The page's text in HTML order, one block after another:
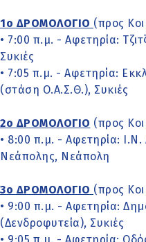
1ο ΔΡΟΜΟΛΟΓΙΟ (προς
• 7:00 π.μ. - Αφετηρία:
Συκιές
• 7:05 π.μ. - Αφετηρία:
(στάση Ο.Α.Σ.Θ.), Συκιές
2ο ΔΡΟΜΟΛΟΓΙΟ (προς
• 8:00 π.μ. - Αφετηρία: Ι.Ν.
Νεάπολης, Νεάπολη
3ο ΔΡΟΜΟΛΟΓΙΟ (προς
• 9:00 π.μ. - Αφετηρία:
(Δενδροφυτεία), Συκιές